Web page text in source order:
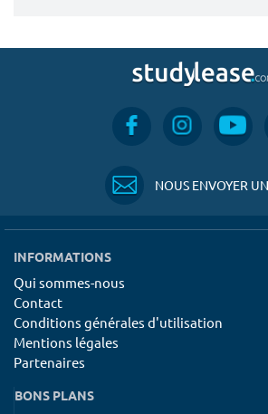
NOUS ENVOYER
INFORMATIONS
Qui sommes-nous
Contact
Conditions générales d'utilisation
Mentions légales
Partenaires
BONS PLANS